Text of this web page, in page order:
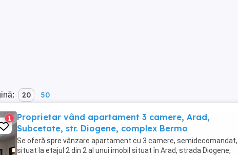
20 50
1
Proprietar vând apartament 3 camere, Arad,
Subcetate, str. Diogene, complex Bermo
Se oferă spre vânzare apartament cu 3 camere, semidecomandat,
situat la etajul 2 din 2 al unui imobil situat în Arad, strada Diogene,